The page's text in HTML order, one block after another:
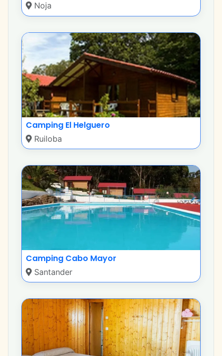
Noja
Camping El Helguero
Ruiloba
Camping Cabo Mayor
Santander